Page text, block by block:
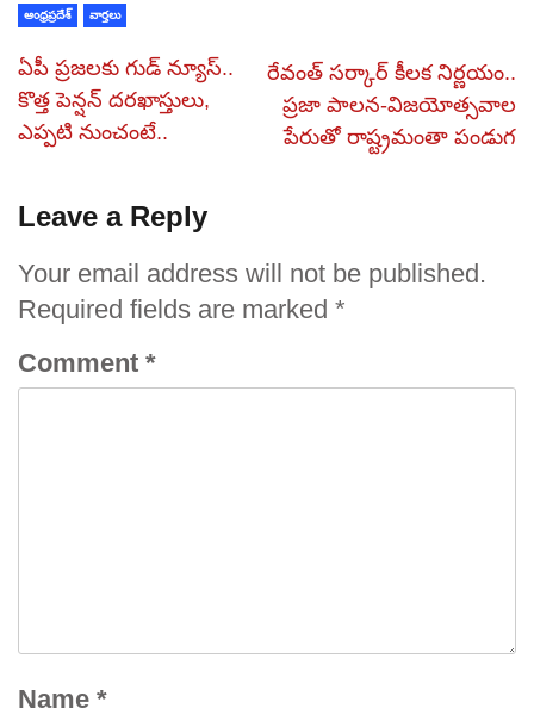
ఆంధ్రప్రదేశ్ వార్తలు
ఏపీ ప్రజలకు గుడ్‌ న్యూస్‌..
కొత్త పెన్షన్‌ దరఖాస్తులు,
ఎప్పటి నుంచంటే..
రేవంత్‌ సర్కార్ కీలక నిర్ణయం..
ప్రజా పాలన-విజయోత్సవాల
పేరుతో రాష్ట్రమంతా పండుగ
Leave a Reply
Your email address will not be published.
Required fields are marked *
Comment *
Name *